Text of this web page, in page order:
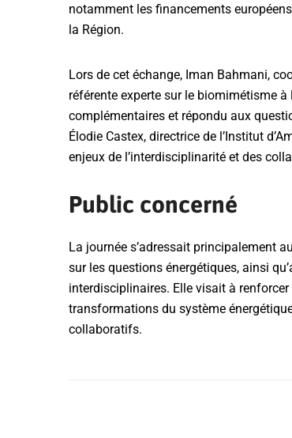
notamment les financements
la Région.
Lors de cet échange, Iman Bahmani,
référente experte sur le biomimétisme à
complémentaires et répondu aux
Élodie Castex, directrice de l’Institut
enjeux de l’interdisciplinarité et des
Public concerné
La journée s’adressait principalement
sur les questions énergétiques, ainsi
interdisciplinaires. Elle visait à
transformations du système
collaboratifs.